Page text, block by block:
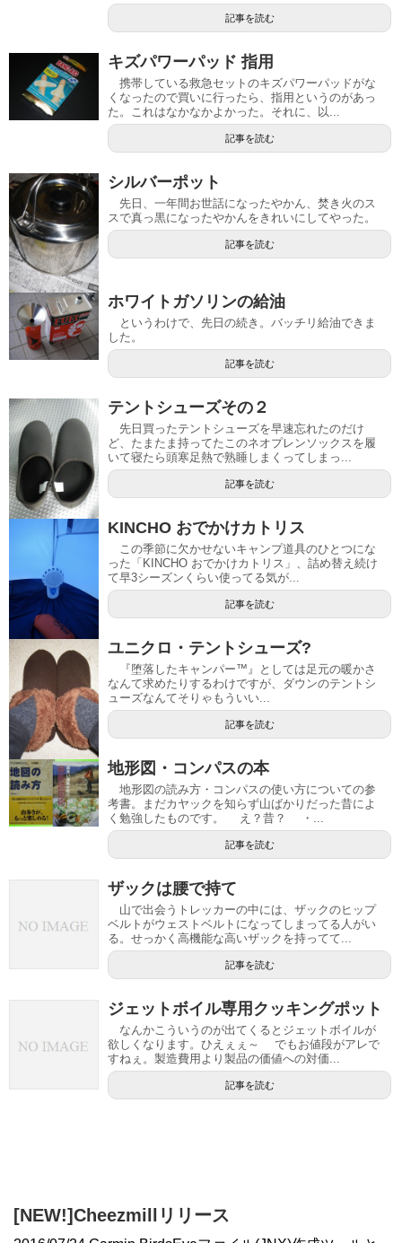
記事を読む
キズパワーパッド 指用
携帯している救急セットのキズパワーパッドがな
くなったので買いに行ったら、指用というのがあっ
た。これはなかなかよかった。それに、以...
記事を読む
シルバーポット
先日、一年間お世話になったやかん、焚き火のス
スで真っ黒になったやかんをきれいにしてやった。
記事を読む
ホワイトガソリンの給油
というわけで、先日の続き。バッチリ給油できま
した。
記事を読む
テントシューズその２
先日買ったテントシューズを早速忘れたのだけ
ど、たまたま持ってたこのネオプレンソックスを履
いて寝たら頭寒足熱で熟睡しまくってしまっ...
記事を読む
KINCHO おでかけカトリス
この季節に欠かせないキャンプ道具のひとつにな
った「KINCHO おでかけカトリス」、詰め替え続け
て早3シーズンくらい使ってる気が...
記事を読む
ユニクロ・テントシューズ?
『堕落したキャンパー™』としては足元の暖かさ
なんて求めたりするわけですが、ダウンのテントシ
ューズなんてそりゃもういい...
記事を読む
地形図・コンパスの本
地形図の読み方・コンパスの使い方についての参
考書。まだカヤックを知らず山ばかりだった昔によ
く勉強したものです。 え？昔？ ・...
記事を読む
ザックは腰で持て
山で出会うトレッカーの中には、ザックのヒップ
ベルトがウェストベルトになってしまってる人がい
る。せっかく高機能な高いザックを持ってて...
記事を読む
ジェットボイル専用クッキングポット
なんかこういうのが出てくるとジェットボイルが
欲しくなります。ひえぇぇ～ でもお値段がアレで
すねぇ。製造費用より製品の価値への対価...
記事を読む
[NEW!]Cheezmillリリース